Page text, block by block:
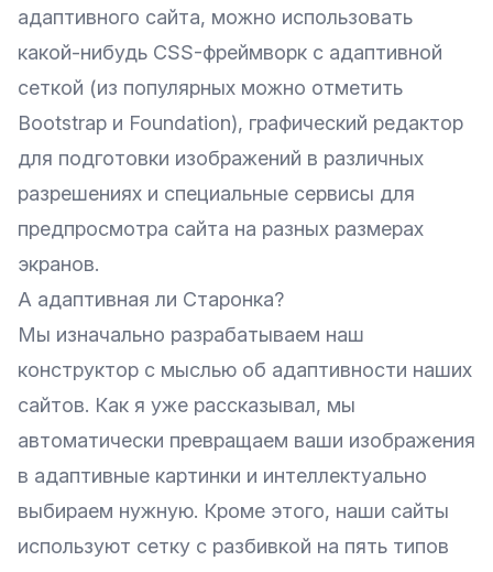
адаптивного сайта, можно использовать
какой-нибудь CSS-фреймворк с адаптивной
сеткой (из популярных можно отметить
Bootstrap и Foundation), графический редактор
для подготовки изображений в различных
разрешениях и специальные сервисы для
предпросмотра сайта на разных размерах
экранов.
А адаптивная ли Старонка?
Мы изначально разрабатываем наш
конструктор с мыслью об адаптивности наших
сайтов. Как я уже рассказывал, мы
автоматически превращаем ваши изображения
в адаптивные картинки и интеллектуально
выбираем нужную. Кроме этого, наши сайты
используют сетку с разбивкой на пять типов